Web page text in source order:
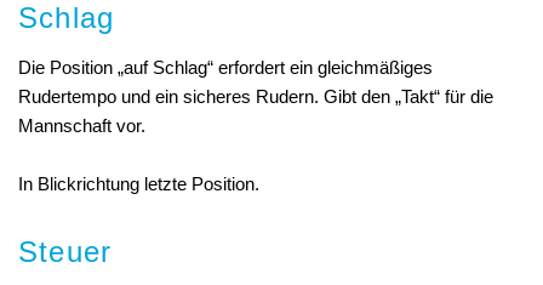
Schlag
Die Position „auf Schlag“ erfordert ein gleichmäßiges
Rudertempo und ein sicheres Rudern. Gibt den „Takt“ für die
Mannschaft vor.
In Blickrichtung letzte Position.
Steuer